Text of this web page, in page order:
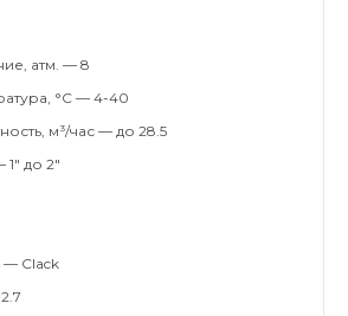
атм. — 8
°С — 4-40
м³/час — до 28.5
до 2"
— Clack